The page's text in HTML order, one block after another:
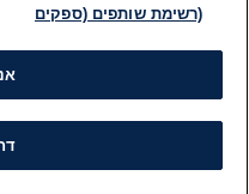
(רשימת שותפים (ספקים